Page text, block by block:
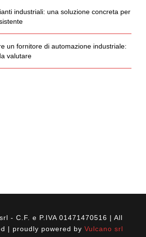
industriali: una soluzione concreta per
un fornitore di automazione industriale:
valutare
- C.F. e P.IVA 01471470516 | All
| proudly powered by Vulcano srl